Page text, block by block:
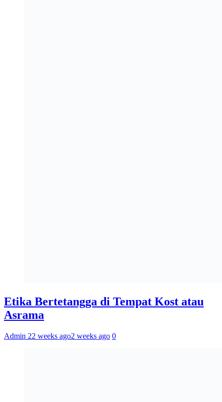
Etika Bertetangga di Tempat Kost atau
Asrama
Admin 22 weeks ago2 weeks ago 0